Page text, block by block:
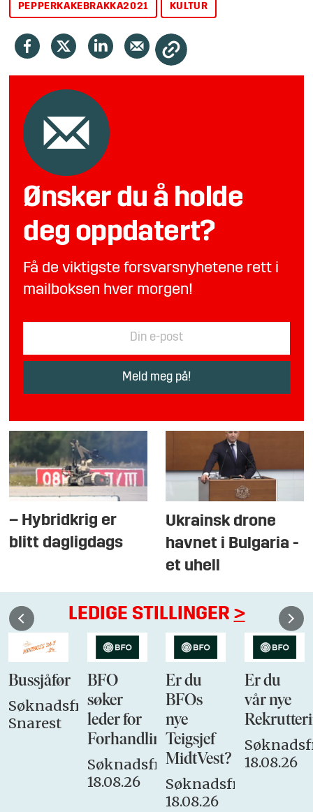
PEPPERKAKEBRAKKA2021 KULTUR
Ønsker du å holde
deg oppdatert?
Få de viktigste forsvarsnyhetene rett i
mailboksen hver morgen!
– Hybridkrig er
blitt dagligdags
Ukrainsk drone
havnet i Bulgaria -
et uhell
LEDIGE STILLINGER >
Bussjåfør
Søknadsfrist:
Snarest
BFO
søker
leder for
Forhandlingsutvalget
Søknadsfrist:
18.08.26
Er du
BFOs
nye
Teigsjef
MidtVest?
Søknadsfrist:
18.08.26
Er du
vår nye
18.08.26